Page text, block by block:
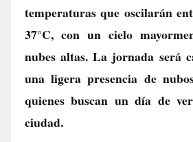
temperaturas que oscilarán
37°C, con un cielo
nubes altas. La jornada será
una ligera presencia de
quienes buscan un día de
ciudad.